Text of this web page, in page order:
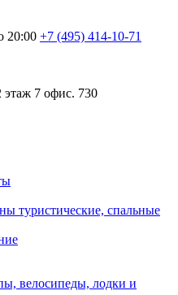
20:00 +7 (495) 414-10-71
7 офис. 730
туристические, спальные
велосипеды, лодки и